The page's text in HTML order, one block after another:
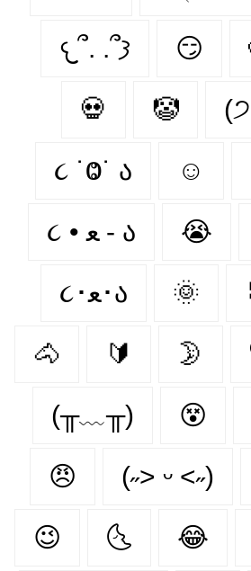
𐔌՞. .՞𐦯 😏
💀 🤡
૮ ˙Ⱉ˙ ა ☺
૮ • ﻌ - ა 😭
૮･ﻌ･ა 🌞
🐴 🔰 🌛
(╥﹏╥) 😵‍
😠 (˶˃ ᵕ ˂˶)
😉 🌜 😂